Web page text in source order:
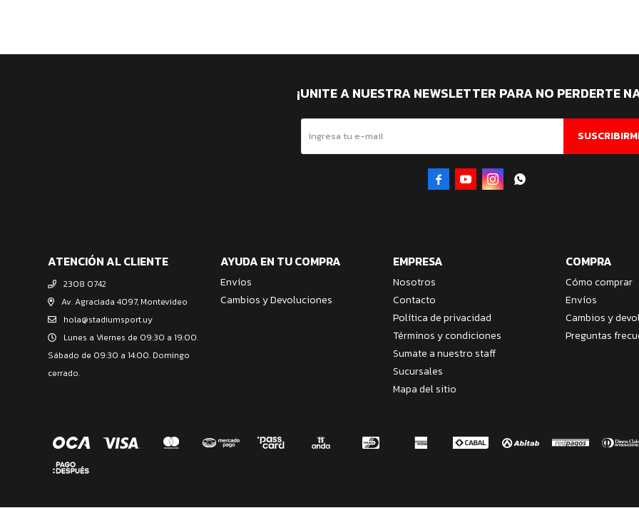
ATENCIÓN AL CLIENTE
2308 0742
Av. Agraciada 4097, Montevideo
hola@stadiumsport.uy
Lunes a Viernes de 09:30 a 19:00.
Sábado de 09:30 a 14:00. Domingo
cerrado.
AYUDA EN TU COMPRA
Envíos
Cambios y Devoluciones
EMPRESA
Nosotros
Contacto
Política de privacidad
Términos y condiciones
Sumate a nuestro staff
Sucursales
Mapa del sitio
COMPRA
Cómo comprar
Envíos
Cambios y
Preguntas
¡UNITE A NUESTRA NEWSLETTER PARA NO PERDERTE
   